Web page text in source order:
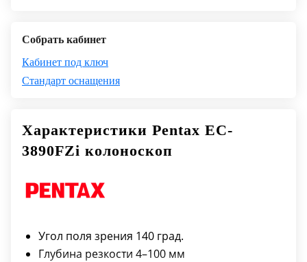
Собрать кабинет
Кабинет под ключ
Стандарт оснащения
Характеристики Pentax EC-
3890FZi колоноскоп
Угол поля зрения 140 град.
Глубина резкости 4–100 мм